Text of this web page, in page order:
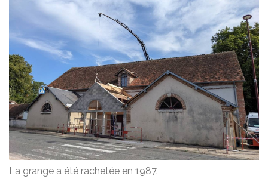
La grange a été rachetée en 1987.